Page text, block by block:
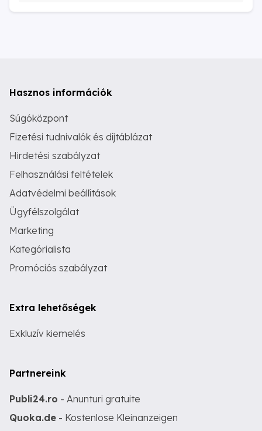
Hasznos információk
Súgóközpont
Fizetési tudnivalók és díjtáblázat
Hirdetési szabályzat
Felhasználási feltételek
Adatvédelmi beállítások
Ügyfélszolgálat
Marketing
Kategórialista
Promóciós szabályzat
Extra lehetőségek
Exkluzív kiemelés
Partnereink
Publi24.ro - Anunturi gratuite
Quoka.de - Kostenlose Kleinanzeigen